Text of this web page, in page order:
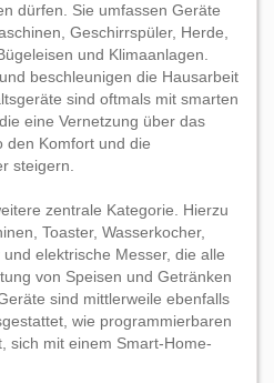
dürfen. Sie umfassen Geräte
Geschirrspüler, Herde,
und Klimaanlagen.
beschleunigen die Hausarbeit
sind oftmals mit smarten
eine Vernetzung über das
den Komfort und die
steigern.
zentrale Kategorie. Hierzu
Toaster, Wasserkocher,
elektrische Messer, die alle
von Speisen und Getränken
sind mittlerweile ebenfalls
wie programmierbaren
sich mit einem Smart-Home-